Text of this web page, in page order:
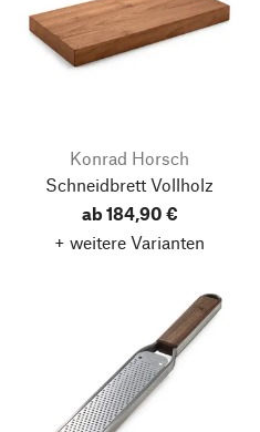
Konrad Horsch
Schneidbrett Vollholz
ab 184,90 €
+ weitere Varianten